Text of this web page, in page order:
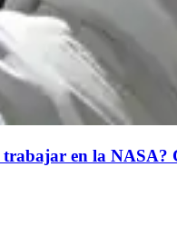
trabajar en la NASA?